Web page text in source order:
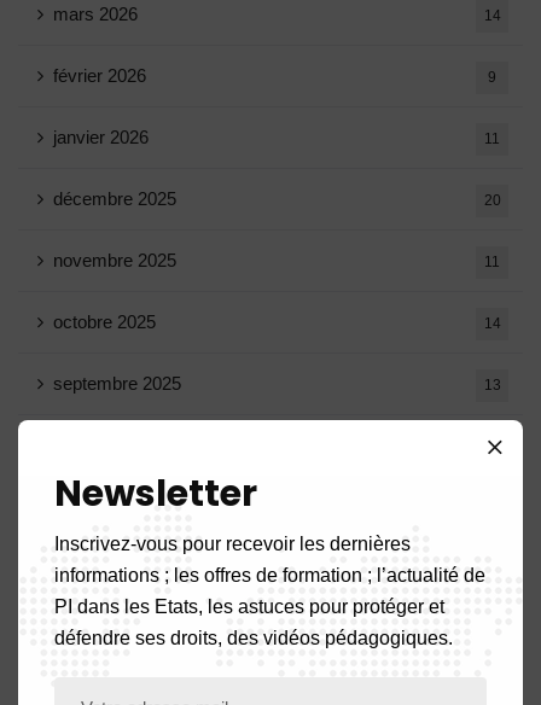
mars 2026 14
février 2026 9
janvier 2026 11
décembre 2025 20
novembre 2025 11
octobre 2025 14
septembre 2025 13
14
juillet 2025
juin 2025 13
mai 2025
Newsletter
Inscrivez-vous pour recevoir les dernières
informations ; les offres de formation ; l’actualité de
PI dans les Etats, les astuces pour protéger et
défendre ses droits, des vidéos pédagogiques.